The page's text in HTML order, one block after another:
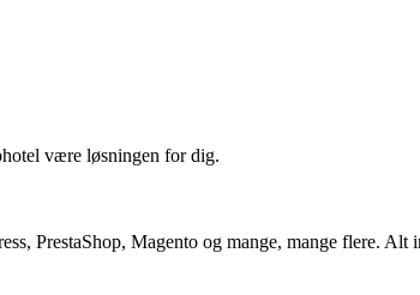
være løsningen for dig.
PrestaShop, Magento og mange, mange flere. Alt